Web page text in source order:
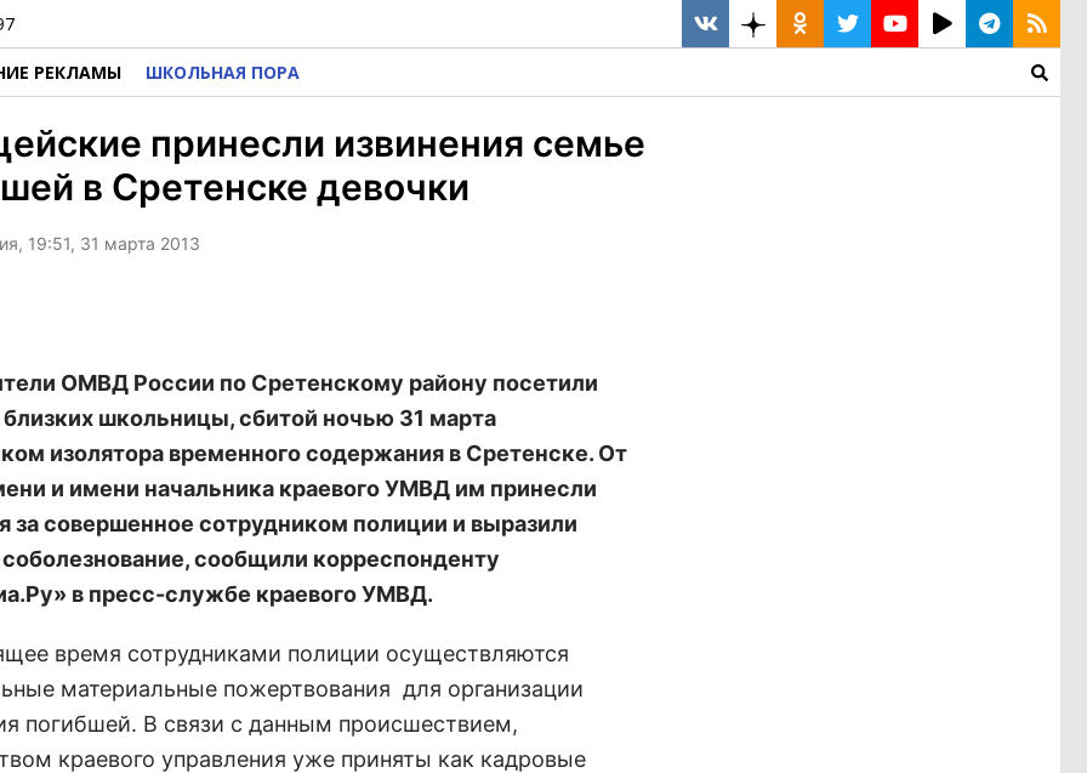
РЕКЛАМЫ ШКОЛЬНАЯ ПОРА
принесли извинения семье
в Сретенске девочки
19:51, 31 марта 2013
ОМВД России по Сретенскому району посетили
школьницы, сбитой ночью 31 марта
изолятора временного содержания в Сретенске. От
и имени начальника краевого УМВД им принесли
за совершенное сотрудником полиции и выразили
соболезнование, сообщили корреспонденту
в пресс-службе краевого УМВД.
время сотрудниками полиции осуществляются
материальные пожертвования для организации
погибшей. В связи с данным происшествием,
краевого управления уже приняты как кадровые